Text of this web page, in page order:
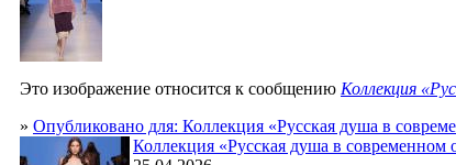
Это изображение относится к сообщению Коллекция
» Опубликовано для: Коллекция «Русская душа в
Коллекция «Русская душа в современном